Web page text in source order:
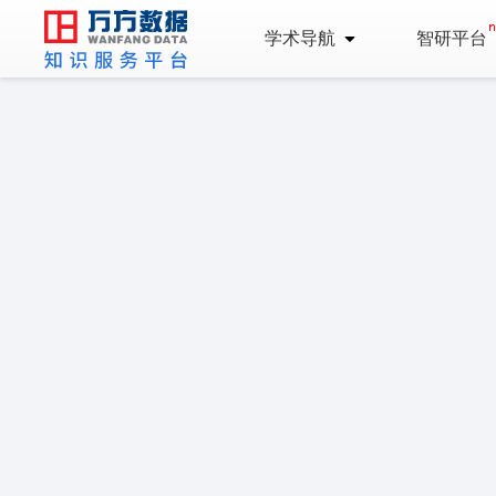
学术导航 智研平台